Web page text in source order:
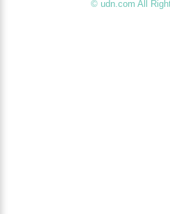
© udn.com All